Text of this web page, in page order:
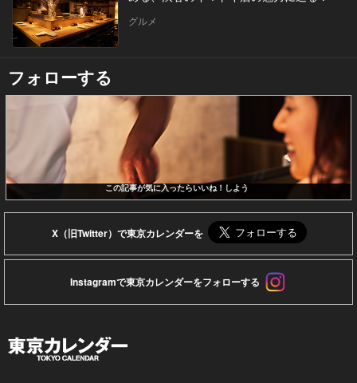
グルメ
フォローする
この記事が気に入ったらいいね！しよう
X（旧Twitter）で東京カレンダーを
Instagramで東京カレンダーをフォローする